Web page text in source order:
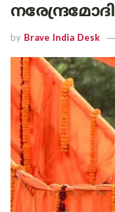
നരേന്ദ്രമോദി
by Brave India Desk